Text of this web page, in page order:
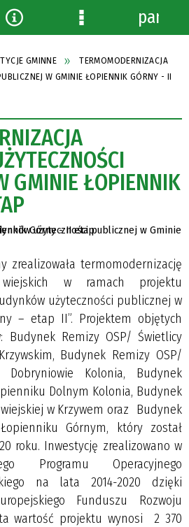
GMINNE
TERMOMODERNIZACJA
W GMINIE ŁOPIENNIK GÓRNY - II
GMINIE ŁOPIENNIK
zrealizowała termomodernizację
w ramach projektu
użyteczności publicznej w
– etap II”. Projektem objętych
Budynek Remizy OSP/ Świetlicy
Budynek Remizy OSP/
Kolonia, Budynek
Dolnym Kolonia, Budynek
w Krzywem oraz Budynek
Górnym, który został
roku. Inwestycję zrealizowano w
Programu Operacyjnego
na lata 2014-2020 dzięki
Funduszu Rozwoju
wartość projektu wynosi 2 370
NarzędziaMenu
szczegółowe
panel